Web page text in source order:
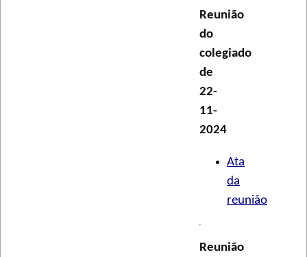
Reunião
do
colegiado
de
22-
11-
2024
Ata
da
reunião
Reunião